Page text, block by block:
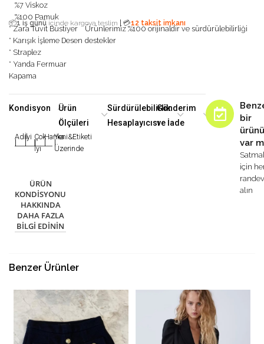
%7 Viskoz
%100 Pamuk
📦1 iş günü içinde kargoya teslim 💳12 taksit imkanı
* Zara Tüvit Büstiyer
* Karışık İşleme Desen
* Straplez
* Yanda Fermuar
Kapama
Ürünlerimiz %100 orijinaldir ve sürdürülebilirliği
destekler
Kondisyon
Adilİyi
|
Çok
İyi
Harika
|
Yeni&Etiketi
Üzerinde
ÜRÜN
KONDISYONU
HAKKINDA
DAHA FAZLA
BILGI EDININ
Ürün
Ölçüleri
Sürdürülebilirlik
Hesaplayıcısı
Gönderim
ve İade
bir
var
için
alın
Benzer Ürünler